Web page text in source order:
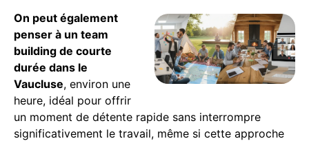
On peut également
penser à un team
building de courte
durée dans le
Vaucluse, environ une
heure, idéal pour offrir
un moment de détente rapide sans interrompre
significativement le travail, même si cette approche